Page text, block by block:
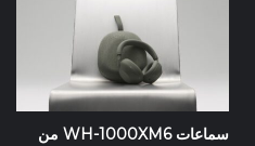
سماعات WH-1000XM6 من